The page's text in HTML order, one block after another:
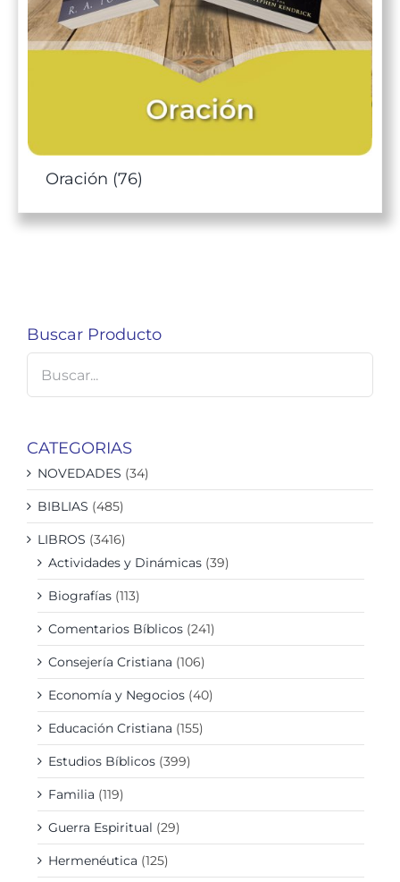
Oración (76)
Buscar Producto
CATEGORIAS
NOVEDADES (34)
BIBLIAS (485)
LIBROS (3416)
Actividades y Dinámicas (39)
Biografías (113)
Comentarios Bíblicos (241)
Consejería Cristiana (106)
Economía y Negocios (40)
Educación Cristiana (155)
Estudios Bíblicos (399)
Familia (119)
Guerra Espiritual (29)
Hermenéutica (125)